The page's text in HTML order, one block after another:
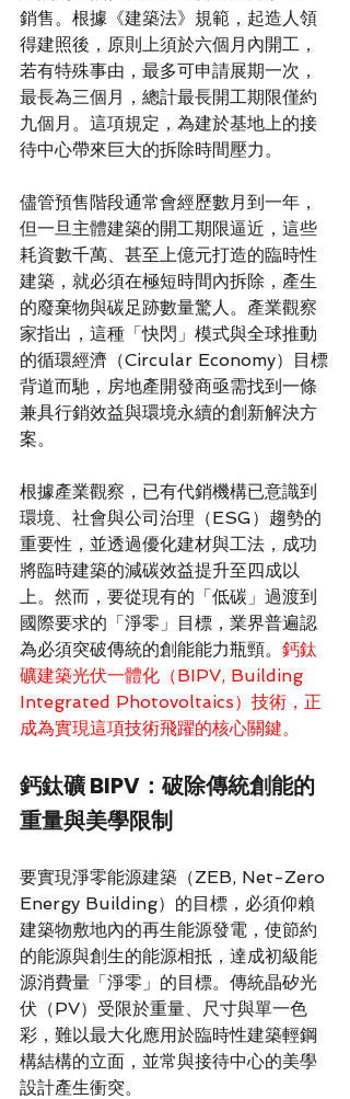
銷售。根據《建築法》規範，起造人領
得建照後，原則上須於六個月內開工，
若有特殊事由，最多可申請展期一次，
最長為三個月，總計最長開工期限僅約
九個月。這項規定，為建於基地上的接
待中心帶來巨大的拆除時間壓力。
儘管預售階段通常會經歷數月到一年，
但一旦主體建築的開工期限逼近，這些
耗資數千萬、甚至上億元打造的臨時性
建築，就必須在極短時間內拆除，產生
的廢棄物與碳足跡數量驚人。產業觀察
家指出，這種「快閃」模式與全球推動
的循環經濟（Circular Economy）目標
背道而馳，房地產開發商亟需找到一條
兼具行銷效益與環境永續的創新解決方
案。
根據產業觀察，已有代銷機構已意識到
環境、社會與公司治理（ESG）趨勢的
重要性，並透過優化建材與工法，成功
將臨時建築的減碳效益提升至四成以
上。然而，要從現有的「低碳」過渡到
國際要求的「淨零」目標，業界普遍認
為必須突破傳統的創能能力瓶頸。 鈣鈦
礦建築光伏一體化（BIPV, Building
Integrated Photovoltaics）技術，正
成為實現這項技術飛躍的核心關鍵。
鈣鈦礦 BIPV：破除傳統創能的
重量與美學限制
要實現淨零能源建築（ZEB, Net-Zero
Energy Building）的目標，必須仰賴
建築物敷地內的再生能源發電，使節約
的能源與創生的能源相抵，達成初級能
源消費量「淨零」的目標。傳統晶矽光
伏（PV）受限於重量、尺寸與單一色
彩，難以最大化應用於臨時性建築輕鋼
構結構的立面，並常與接待中心的美學
設計產生衝突。